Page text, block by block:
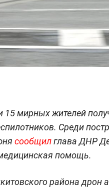
15 мирных жителей
Среди
сообщилглава ДНР
помощь.
района дрон